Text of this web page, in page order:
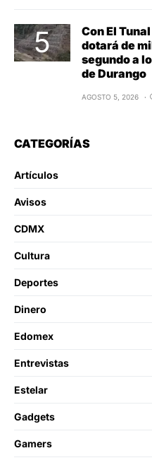
Con El
dotará de
segundo a
de Durango
AGOSTO 5, 2026
CATEGORÍAS
Artículos
Avisos
CDMX
Cultura
Deportes
Dinero
Edomex
Entrevistas
Estelar
Gadgets
Gamers